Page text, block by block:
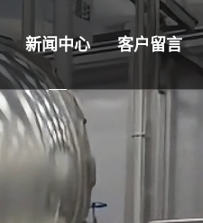
新闻中心 客户留言